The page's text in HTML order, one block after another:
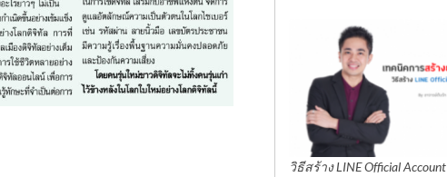
วิธีสร้าง LINE Official